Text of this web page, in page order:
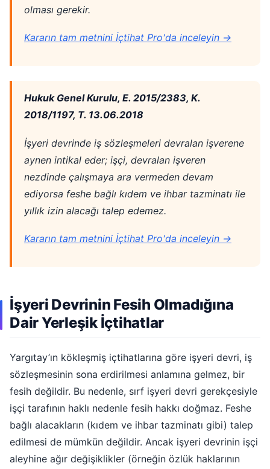
olması gerekir.
Kararın tam metnini İçtihat Pro'da inceleyin →
Hukuk Genel Kurulu, E. 2015/2383, K.
2018/1197, T. 13.06.2018
İşyeri devrinde iş sözleşmeleri devralan işverene
aynen intikal eder; işçi, devralan işveren
nezdinde çalışmaya ara vermeden devam
ediyorsa feshe bağlı kıdem ve ihbar tazminatı ile
yıllık izin alacağı talep edemez.
Kararın tam metnini İçtihat Pro'da inceleyin →
İşyeri Devrinin Fesih Olmadığına
Dair Yerleşik İçtihatlar
Yargıtay’ın kökleşmiş içtihatlarına göre işyeri devri, iş
sözleşmesinin sona erdirilmesi anlamına gelmez, bir
fesih değildir. Bu nedenle, sırf işyeri devri gerekçesiyle
işçi tarafının haklı nedenle fesih hakkı doğmaz. Feshe
bağlı alacakların (kıdem ve ihbar tazminatı gibi) talep
edilmesi de mümkün değildir. Ancak işyeri devrinin işçi
aleyhine ağır değişiklikler (örneğin özlük haklarının